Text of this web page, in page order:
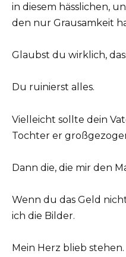
in diesem hässlichen,
den nur Grausamkeit
Glaubst du wirklich,
Du ruinierst alles.
Vielleicht sollte dein
Tochter er
Dann die, die mir den
Wenn du das Geld
ich die Bilder.
Mein Herz blieb stehen.